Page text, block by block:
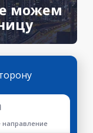
можем
направление